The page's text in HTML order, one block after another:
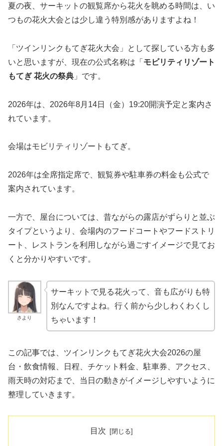
夏の夜、サーキットの観覧席から花火を眺める時間は、い
つもの花火大会とは少し違う特別感がありますよね！
「ツインリンクもてぎ花火大会」として探している方も多
いと思いますが、現在の公式名称は「 モビリティリゾート
もてぎ 花火の祭典 」です。
2026年は、2026年8月14日（金）19:20開演予定と案内さ
れています。
会場はモビリティリゾートもてぎ。
2026年は全席指定席で、観覧券や駐車券の料金も公式で
案内されています。
一方で、屋台については、昔ながらの露店がずらりと並ぶ
タイプというより、会場内のフードコートやフードストリ
ート、レストランを利用しながら過ごすイメージで見てお
くと分かりやすいです。
さより
サーキットで見る花火って、音も広がりも特
別なんですよね。行く前から少しわくわくし
ちゃいます！
この記事では、ツインリンクもてぎ花火大会2026の屋
台・飲食情報、日程、チケット料金、駐車券、アクセス、
雨天時の対応まで、当日の動きがイメージしやすいように
整理していきます。
目次